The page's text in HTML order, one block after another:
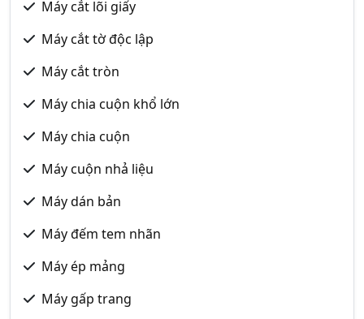
Máy cắt lõi giấy
Máy cắt tờ độc lập
Máy cắt tròn
Máy chia cuộn khổ lớn
Máy chia cuộn
Máy cuộn nhả liệu
Máy dán bản
Máy đếm tem nhãn
Máy ép mảng
Máy gấp trang